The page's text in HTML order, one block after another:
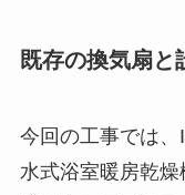
既存の換気扇と
今回の工事では
水式浴室暖房乾